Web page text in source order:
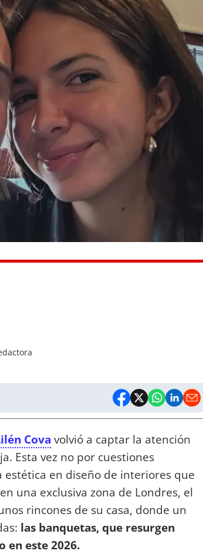
Cova volvió a captar la atención
Esta vez no por cuestiones
en diseño de interiores que
una exclusiva zona de Londres, el
rincones de su casa, donde un
las banquetas, que resurgen
en este 2026.